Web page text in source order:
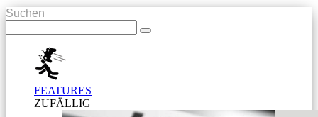
Suchen
FEATURES
ZUFÄLLIG